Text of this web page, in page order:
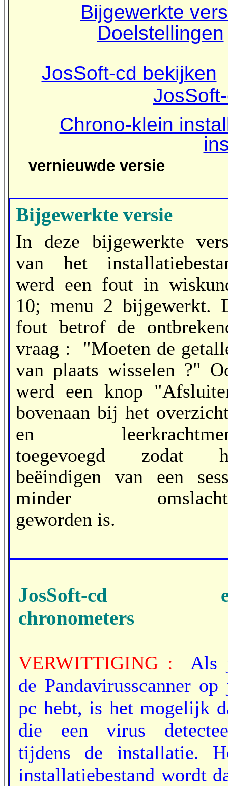
Bijgewerkte
Doelstellingen
JosSoft-cd bekijken
Chrono-klein
vernieuwde
Bijgewerkte versie
In deze bijgewerkte
van het
werd een fout in
10; menu 2 bijgewerkt.
fout betrof de
vraag : "Moeten de
van plaats wisselen ?"
werd een knop
bovenaan bij het
en
toegevoegd zodat
beëindigen van een
minder
geworden is.
JosSoft-cd
chronometers
VERWITTIGING :
Als
de Pandavirusscanner op
pc hebt, is het mogelijk
die een virus
tijdens de installatie.
installatiebestand wordt